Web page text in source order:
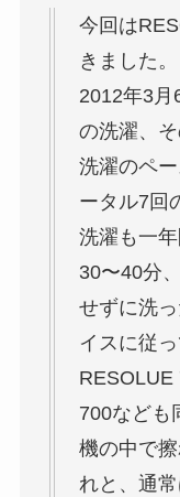
今回は
きました。
2012年3月
の洗濯、
洗濯のペ
ータル7回
洗濯も一
30〜40分
せずに洗
イスに従
RESOLUE
700なども
機の中で
れと、通